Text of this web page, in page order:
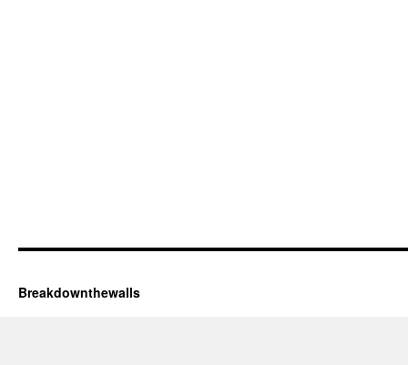
Breakdownthewalls